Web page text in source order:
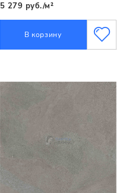
5 279 руб./м²
В корзину